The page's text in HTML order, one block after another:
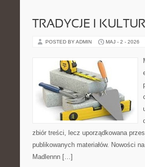
TRADYCJE I
POSTED BY ADMIN MAJ - 2 - 2026
zbiór treści, lecz uporządkowana
publikowanych materiałów. Nowości
Madlennn […]